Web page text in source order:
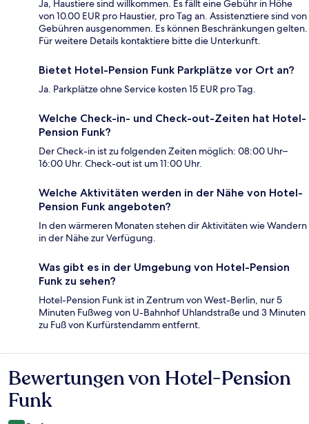
Ja, Haustiere sind willkommen. Es fällt eine Gebühr in Höhe
von 10.00 EUR pro Haustier, pro Tag an. Assistenztiere sind von
Gebühren ausgenommen. Es können Beschränkungen gelten.
Für weitere Details kontaktiere bitte die Unterkunft.
Bietet Hotel-Pension Funk Parkplätze vor Ort an?
Ja. Parkplätze ohne Service kosten 15 EUR pro Tag.
Welche Check-in- und Check-out-Zeiten hat Hotel-
Pension Funk?
Der Check-in ist zu folgenden Zeiten möglich: 08:00 Uhr–
16:00 Uhr. Check-out ist um 11:00 Uhr.
Welche Aktivitäten werden in der Nähe von Hotel-
Pension Funk angeboten?
In den wärmeren Monaten stehen dir Aktivitäten wie Wandern
in der Nähe zur Verfügung.
Was gibt es in der Umgebung von Hotel-Pension
Funk zu sehen?
Hotel-Pension Funk ist in Zentrum von West-Berlin, nur 5
Minuten Fußweg von U-Bahnhof Uhlandstraße und 3 Minuten
zu Fuß von Kurfürstendamm entfernt.
Bewertungen
Bewertungen von Hotel-Pension
Funk